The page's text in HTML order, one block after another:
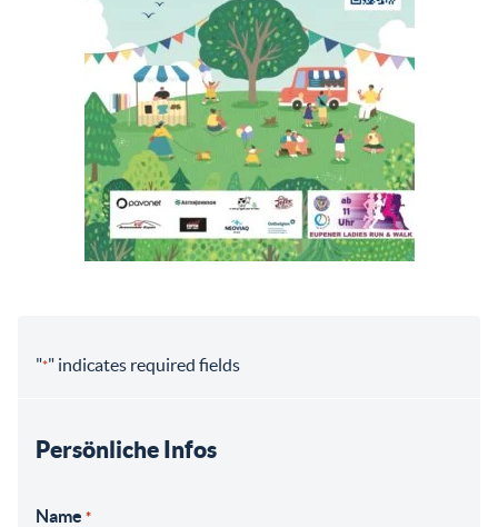
"*" indicates required fields
Persönliche Infos
Name *